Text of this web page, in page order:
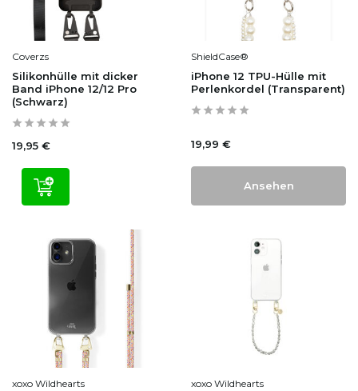
Coverzs
Silikonhülle mit dicker
Band iPhone 12/12 Pro
(Schwarz)
19,95 €
ShieldCase®
iPhone 12 TPU-Hülle mit
Perlenkordel (Transparent)
19,99 €
Ansehen
xoxo Wildhearts xoxo Wildhearts